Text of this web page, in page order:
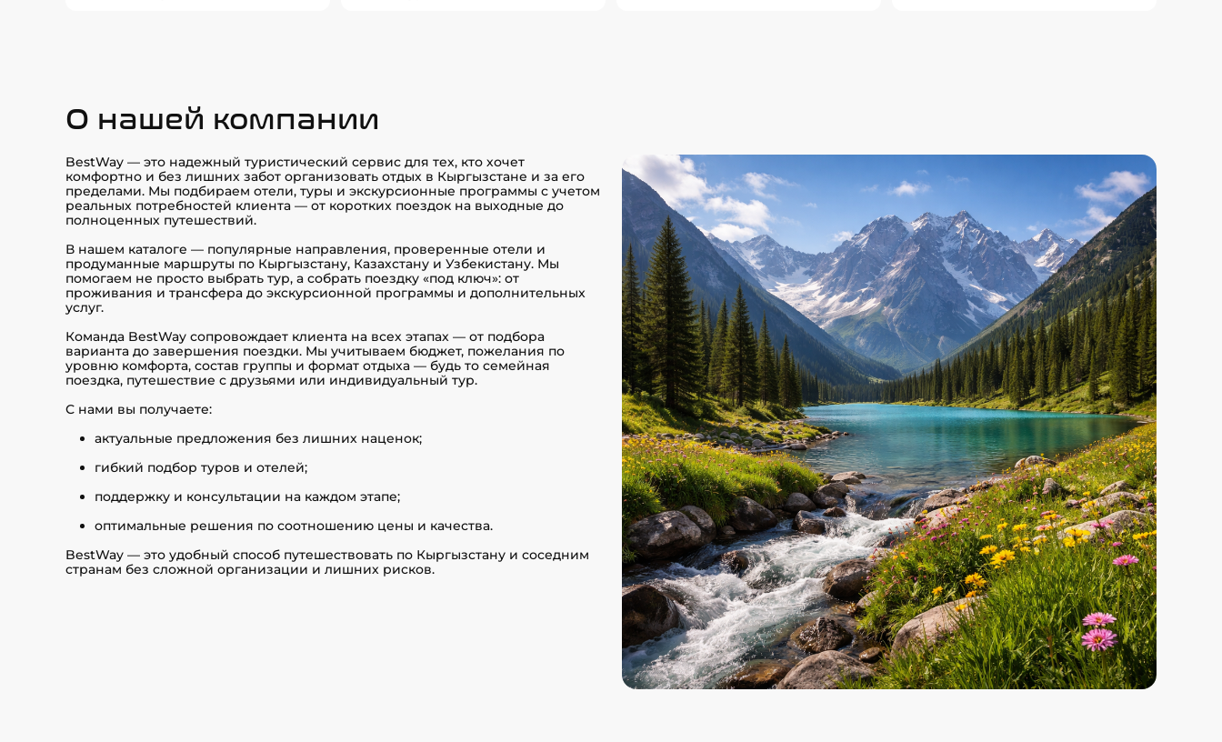
О нашей компании
BestWay — это надежный туристический сервис для тех, кто хочет
комфортно и без лишних забот организовать отдых в Кыргызстане и за его
пределами. Мы подбираем отели, туры и экскурсионные программы с учетом
реальных потребностей клиента — от коротких поездок на выходные до
полноценных путешествий.
В нашем каталоге — популярные направления, проверенные отели и
продуманные маршруты по Кыргызстану, Казахстану и Узбекистану. Мы
помогаем не просто выбрать тур, а собрать поездку «под ключ»: от
проживания и трансфера до экскурсионной программы и дополнительных
услуг.
Команда BestWay сопровождает клиента на всех этапах — от подбора
варианта до завершения поездки. Мы учитываем бюджет, пожелания по
уровню комфорта, состав группы и формат отдыха — будь то семейная
поездка, путешествие с друзьями или индивидуальный тур.
С нами вы получаете:
актуальные предложения без лишних наценок;
гибкий подбор туров и отелей;
поддержку и консультации на каждом этапе;
оптимальные решения по соотношению цены и качества.
BestWay — это удобный способ путешествовать по Кыргызстану и соседним
странам без сложной организации и лишних рисков.